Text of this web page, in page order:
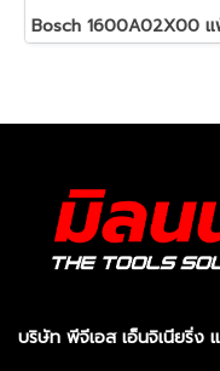
บริษัท พีจีเอส เอ็นจิเนียริ่